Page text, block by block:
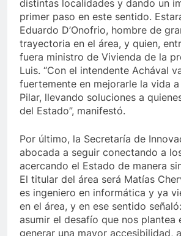
distintas localidades y dando un
primer paso en este sentido.
Eduardo D’Onofrio, hombre de
trayectoria en el área, y quien,
fuera ministro de Vivienda de la
Luis. “Con el intendente Achával
fuertemente en mejorarle la vida
Pilar, llevando soluciones a
del Estado”, manifestó.
Por último, la Secretaría de
abocada a seguir conectando a
acercando el Estado de manera
El titular del área será Matías
es ingeniero en informática y ya
en el área, y en ese sentido
asumir el desafío que nos plantea
generar una mayor accesibilidad,